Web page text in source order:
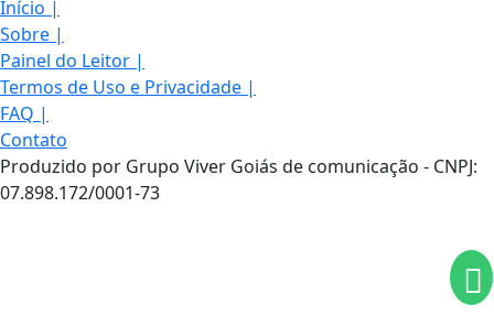
Início |
Sobre |
Painel do Leitor |
Termos de Uso e Privacidade |
FAQ |
Contato
Produzido por Grupo Viver Goiás de comunicação - CNPJ:
07.898.172/0001-73
Termos de Uso e Privacidade
Esse site utiliza cookies para melhorar sua
experiência de navegação. Ao continuar o acesso,
entendemos que você concorda com nossos Termos